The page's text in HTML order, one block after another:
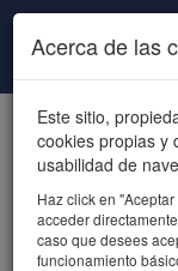
Pasar al contenido
Acerca de las
Este sitio,
cookies propias y
usabilidad de
Haz click en
acceder
caso que desees
funcionamiento